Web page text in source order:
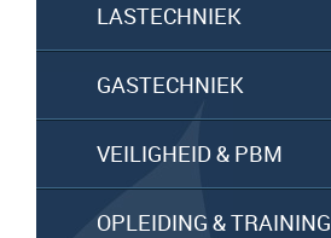
LASTECHNIEK
GASTECHNIEK
VEILIGHEID & PBM
OPLEIDING & TRAINING